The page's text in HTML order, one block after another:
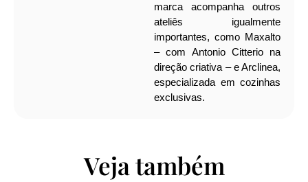
marca acompanha outros
ateliês igualmente
importantes, como Maxalto
– com Antonio Citterio na
direção criativa – e Arclinea,
especializada em cozinhas
exclusivas.
Veja também